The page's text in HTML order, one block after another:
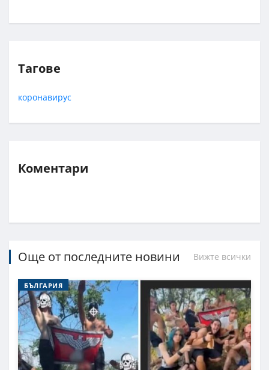
Тагове
коронавирус
Коментари
Още от последните новини Вижте всички
БЪЛГАРИЯ